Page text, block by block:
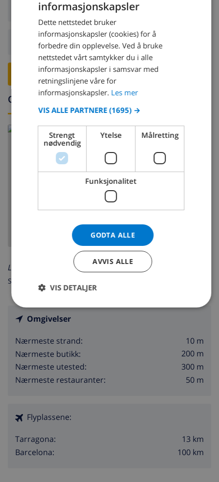
Ankomst:Fra 17:00 før 20:00
Avreise:Før: 10:00
RESERVER DENNE VILLAEN ›
Omgivelser
Les mer om:
Spania >
Omgivelser
Nærmeste strand:
10 m
Nærmeste butikk:
200 m
Nærmeste utested:
300 m
Nærmeste restauranter:
50 m
Flyplassene:
Tarragona:
13 km
Barcelona:
100 km
FRENCH
SPANISH
GERMAN
DANISH
NORWEGIAN
informasjonskapsler
Dette nettstedet bruker
informasjonskapsler (cookies) for å
forbedre din opplevelse. Ved å bruke
nettstedet vårt samtykker du i alle
informasjonskapsler i samsvar med
retningslinjene våre for
informasjonskapsler. Les mer
VIS ALLE PARTNERE (1695) →
Strengt
nødvendig
Ytelse Målretting
Funksjonalitet
GODTA ALLE
AVVIS ALLE
VIS DETALJER